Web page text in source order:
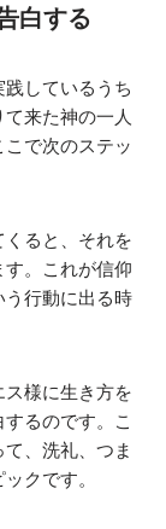
白する
しているうち
来た神の一人
で次のステッ
ると、それを
。これが信仰
行動に出る時
ス様に生き方を
るのです。こ
、洗礼、つま
クです。